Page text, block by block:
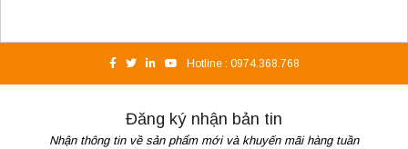
Hotline : 0974.368.768
Đăng ký nhận bản tin
Nhận thông tin về sản phẩm mới và khuyến mãi hàng tuần